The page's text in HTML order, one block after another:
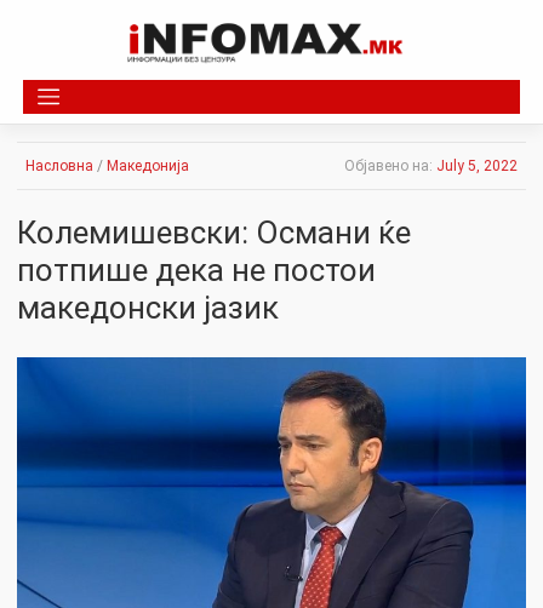
Насловна / Македонија Објавено на: July 5, 2022
Колемишевски: Османи ќе
потпише дека не постои
македонски јазик